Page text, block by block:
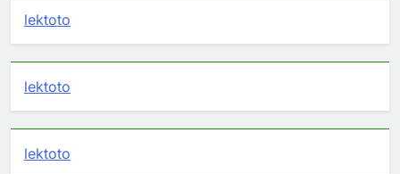
lektoto
lektoto
lektoto